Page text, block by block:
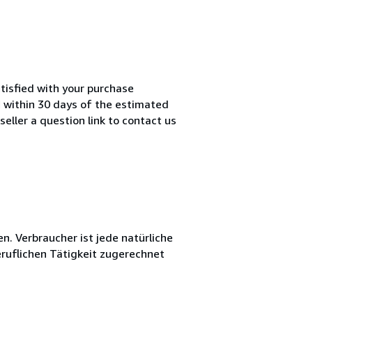
with your purchase
30 days of the estimated
a question link to contact us
Verbraucher ist jede natürliche
Tätigkeit zugerechnet